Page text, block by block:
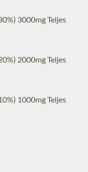
3000mg Teljes
2000mg Teljes
1000mg Teljes